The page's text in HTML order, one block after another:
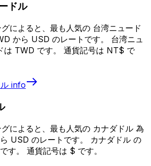
ドル
によると、最も人気の 台湾ニュード
から USD のレートです。 台湾ニュ
は TWD です。 通貨記号は NT$ で
info
によると、最も人気の カナダドル 為
USD のレートです。 カナダドル の
す。 通貨記号は $ です。